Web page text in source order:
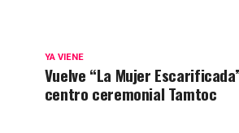
YA VIENE
Vuelve “La Mujer
centro ceremonial Tamtoc